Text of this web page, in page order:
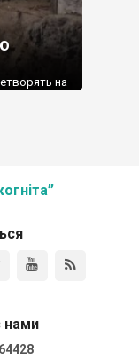
на
інших […]
нами